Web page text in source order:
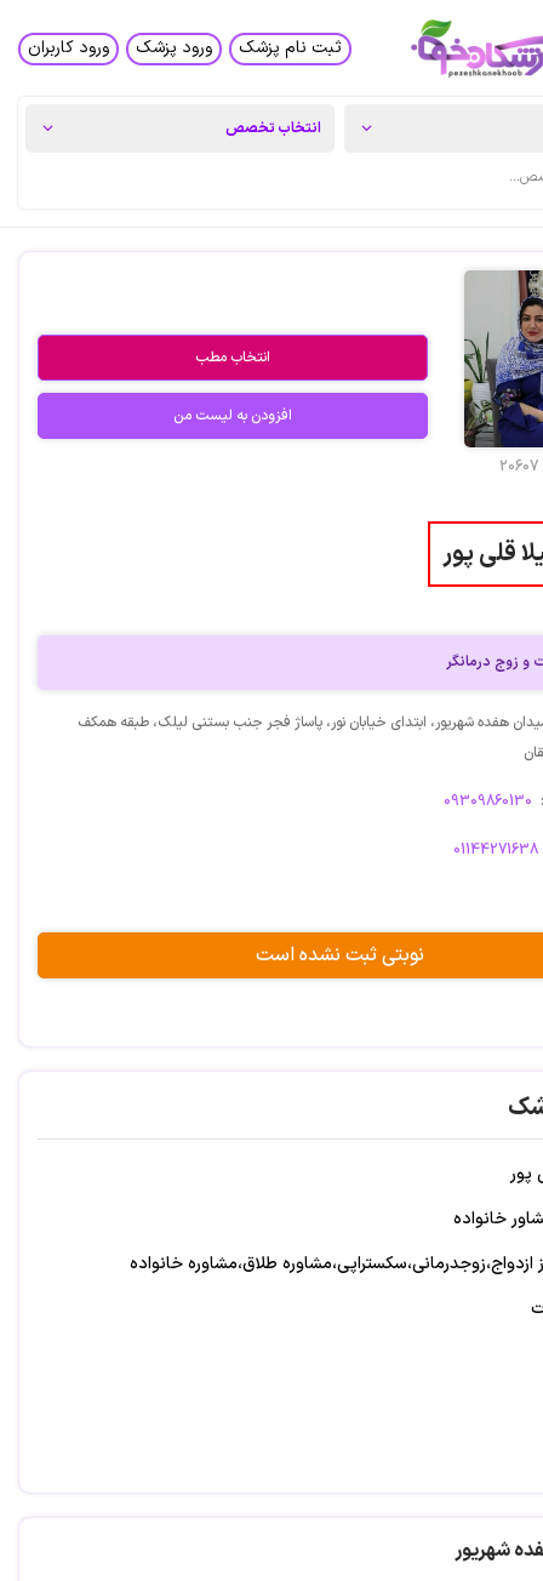
ثبت نام پزشک ورود پزشک ورود کاربران
20607
انتخاب مطب
افزودن به لیست من
قلی پور
زوج درمانگر
هفده شهریور، ابتدای خیابان نور، پاساژ فجر جنب بستنی لیلک، طبقه همکف
09309860130
01144271638
نوبتی ثبت نشده است
پور
خانواده
طلاق،مشاوره خانواده
شهریور